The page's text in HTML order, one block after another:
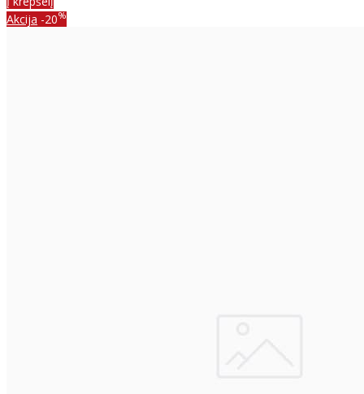
Akcija -20%